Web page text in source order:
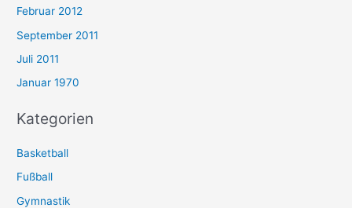
Februar 2012
September 2011
Juli 2011
Januar 1970
Kategorien
Basketball
Fußball
Gymnastik